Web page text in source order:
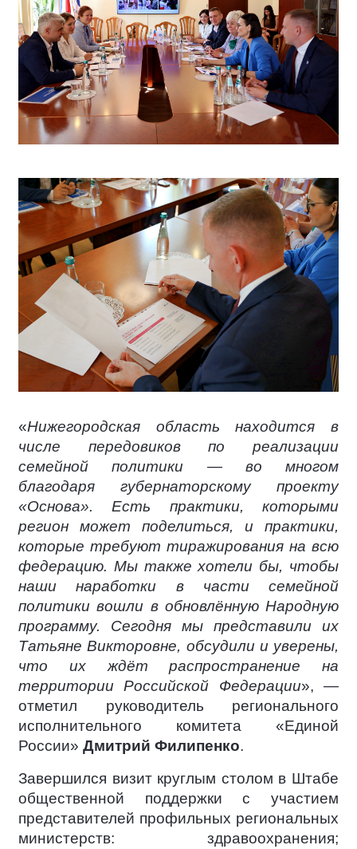
«Нижегородская область находится в
числе передовиков по реализации
семейной политики — во многом
благодаря губернаторскому проекту
«Основа». Есть практики, которыми
регион может поделиться, и практики,
которые требуют тиражирования на всю
федерацию. Мы также хотели бы, чтобы
наши наработки в части семейной
политики вошли в обновлённую Народную
программу. Сегодня мы представили их
Татьяне Викторовне, обсудили и уверены,
что их ждёт распространение на
территории Российской Федерации», —
отметил руководитель регионального
исполнительного комитета «Единой
России» Дмитрий Филипенко.
Завершился визит круглым столом в Штабе
общественной поддержки с участием
представителей профильных региональных
министерств: здравоохранения;